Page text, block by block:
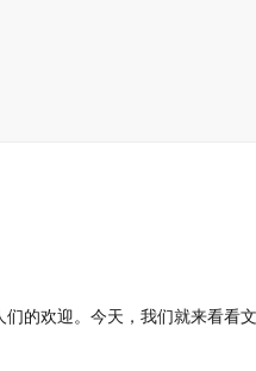
的欢迎。今天，我们就来看看